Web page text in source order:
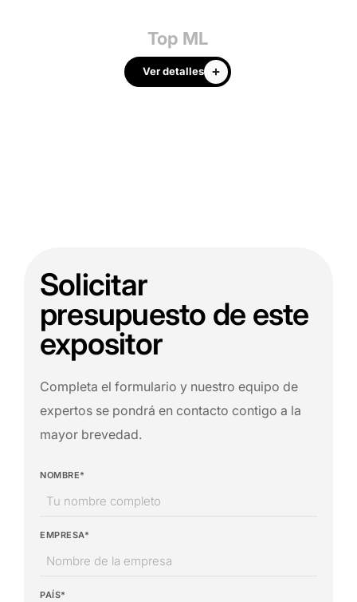
Top ML
Ver detalles
Solicitar
presupuesto de este
expositor
Completa el formulario y nuestro equipo de
expertos se pondrá en contacto contigo a la
mayor brevedad.
NOMBRE*
EMPRESA*
PAÍS*